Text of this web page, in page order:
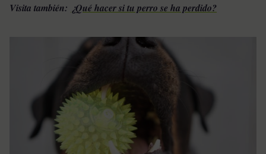
Visita también: ¿Qué hacer si tu perro se ha perdido?